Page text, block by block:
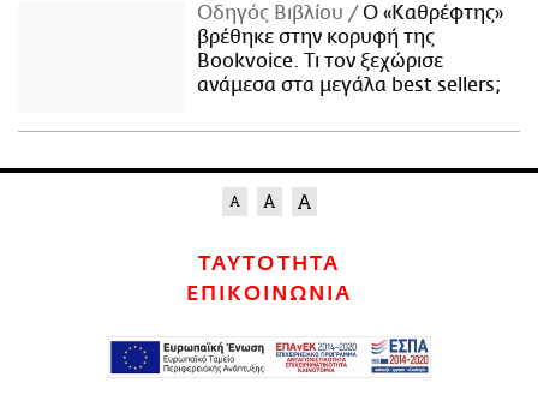
Οδηγός Βιβλίου
Ο «Καθρέφτης»
βρέθηκε στην κορυφή της
Bookvoice. Τι τον ξεχώρισε
ανάμεσα στα μεγάλα best sellers;
ΤΑΥΤΟΤΗΤΑ
ΕΠΙΚΟΙΝΩΝΙΑ